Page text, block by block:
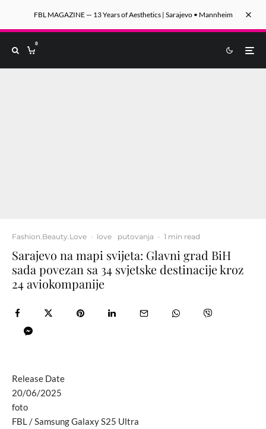
FBL MAGAZINE — 13 Years of Aesthetics | Sarajevo • Mannheim
0
Fashion.Beauty.Love · love putovanja · 1 min read
Sarajevo na mapi svijeta: Glavni grad BiH
sada povezan sa 34 svjetske destinacije kroz
24 aviokompanije
Release Date
20/06/2025
foto
FBL / Samsung Galaxy S25 Ultra